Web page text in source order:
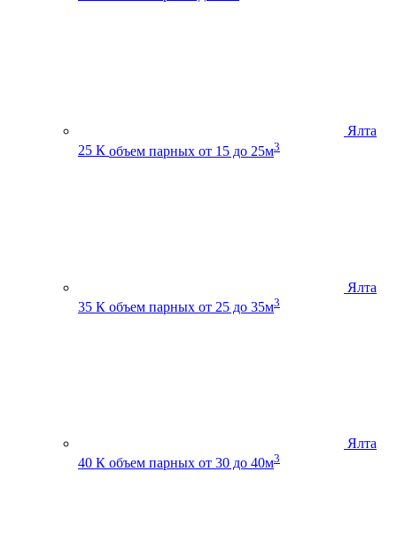
Ялта
25 К объем парных от 15 до 25м3
Ялта
35 К объем парных от 25 до 35м3
Ялта
40 К объем парных от 30 до 40м3